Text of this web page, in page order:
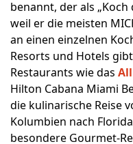
benannt, der als
weil er die meisten
an einen einzelnen
Resorts und Hotels
Restaurants wie das
Hilton Cabana Miami
die kulinarische Reise
Kolumbien nach
besondere Gourmet-